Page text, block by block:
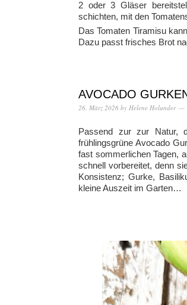
2 oder 3 Gläser
schichten, mit den
Das Tomaten Tiramisu
Dazu passt frisches Brot
AVOCADO
26. März 2026 by Helene Holunder
Passend zur zur Natur,
frühlingsgrüne Avocado
fast sommerlichen Tagen,
schnell vorbereitet, denn
Konsistenz; Gurke,
kleine Auszeit im Garten…